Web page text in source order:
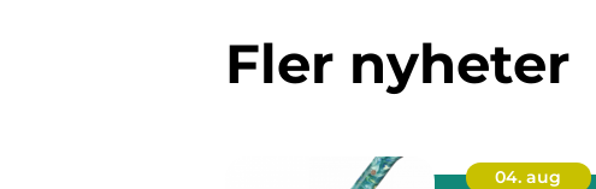
Fler nyheter
04. aug